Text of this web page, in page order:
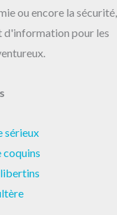
ou encore la sécurité,
d'information pour les
sérieux
coquins